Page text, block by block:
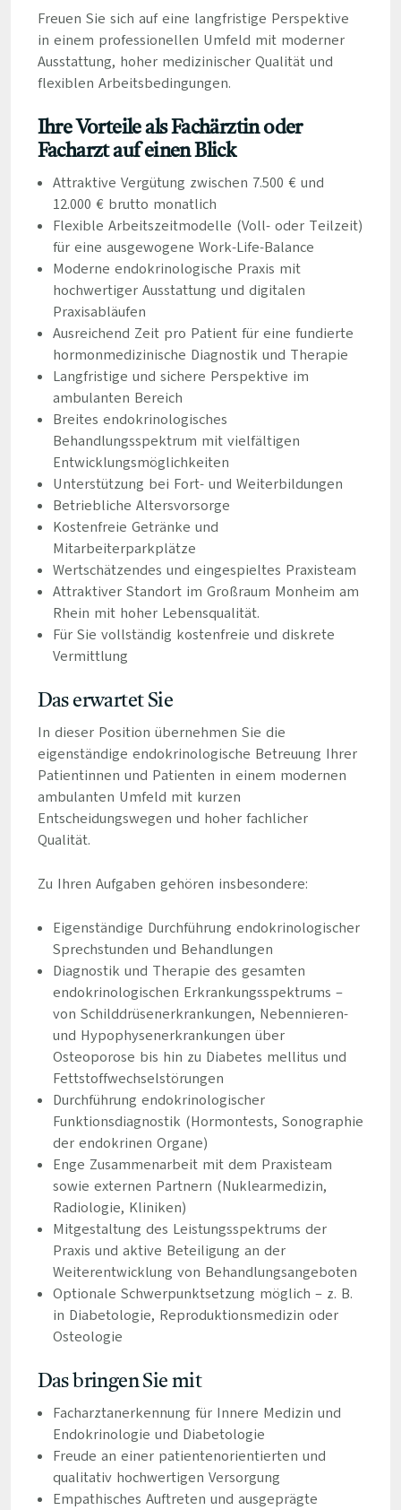
Freuen Sie sich auf eine langfristige Perspektive
in einem professionellen Umfeld mit moderner
Ausstattung, hoher medizinischer Qualität und
flexiblen Arbeitsbedingungen.
Ihre Vorteile als Fachärztin oder
Facharzt auf einen Blick
Attraktive Vergütung zwischen 7.500 € und
12.000 € brutto monatlich
Flexible Arbeitszeitmodelle (Voll- oder Teilzeit)
für eine ausgewogene Work-Life-Balance
Moderne endokrinologische Praxis mit
hochwertiger Ausstattung und digitalen
Praxisabläufen
Ausreichend Zeit pro Patient für eine fundierte
hormonmedizinische Diagnostik und Therapie
Langfristige und sichere Perspektive im
ambulanten Bereich
Breites endokrinologisches
Behandlungsspektrum mit vielfältigen
Entwicklungsmöglichkeiten
Unterstützung bei Fort- und Weiterbildungen
Betriebliche Altersvorsorge
Kostenfreie Getränke und
Mitarbeiterparkplätze
Wertschätzendes und eingespieltes Praxisteam
Attraktiver Standort im Großraum Monheim am
Rhein mit hoher Lebensqualität.
Für Sie vollständig kostenfreie und diskrete
Vermittlung
Das erwartet Sie
In dieser Position übernehmen Sie die
eigenständige endokrinologische Betreuung Ihrer
Patientinnen und Patienten in einem modernen
ambulanten Umfeld mit kurzen
Entscheidungswegen und hoher fachlicher
Qualität.
Zu Ihren Aufgaben gehören insbesondere:
Eigenständige Durchführung endokrinologischer
Sprechstunden und Behandlungen
Diagnostik und Therapie des gesamten
endokrinologischen Erkrankungsspektrums –
von Schilddrüsenerkrankungen, Nebennieren-
und Hypophysenerkrankungen über
Osteoporose bis hin zu Diabetes mellitus und
Fettstoffwechselstörungen
Durchführung endokrinologischer
Funktionsdiagnostik (Hormontests, Sonographie
der endokrinen Organe)
Enge Zusammenarbeit mit dem Praxisteam
sowie externen Partnern (Nuklearmedizin,
Radiologie, Kliniken)
Mitgestaltung des Leistungsspektrums der
Praxis und aktive Beteiligung an der
Weiterentwicklung von Behandlungsangeboten
Optionale Schwerpunktsetzung möglich – z. B.
in Diabetologie, Reproduktionsmedizin oder
Osteologie
Das bringen Sie mit
Facharztanerkennung für Innere Medizin und
Endokrinologie und Diabetologie
Freude an einer patientenorientierten und
qualitativ hochwertigen Versorgung
Empathisches Auftreten und ausgeprägte